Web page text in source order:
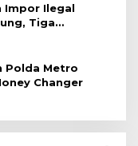
Impor Ilegal
Tiga
dan Satu Buron
Polda Metro
Changer